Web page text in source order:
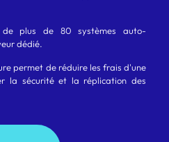
de plus de 80 systèmes auto-
dédié.
permet de réduire les frais d'une
la sécurité et la réplication des